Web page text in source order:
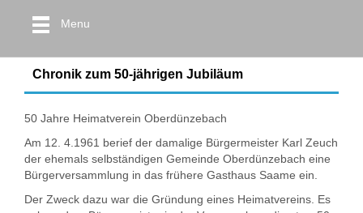
Menu
Chronik zum 50-jährigen Jubiläum
50 Jahre Heimatverein Oberdünzebach
Am 12. 4.1961 berief der damalige Bürgermeister Karl Zeuch
der ehemals selbständigen Gemeinde Oberdünzebach eine
Bürgerversammlung in das frühere Gasthaus Saame ein.
Der Zweck dazu war die Gründung eines Heimatvereins. Es